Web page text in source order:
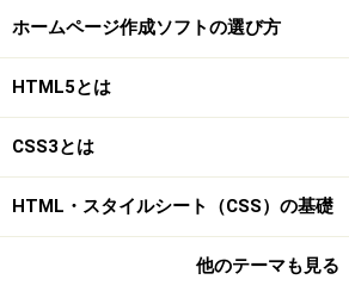
ホームページ作成ソフトの選び方
HTML5とは
CSS3とは
HTML・スタイルシート（CSS）の基礎
他のテーマも見る